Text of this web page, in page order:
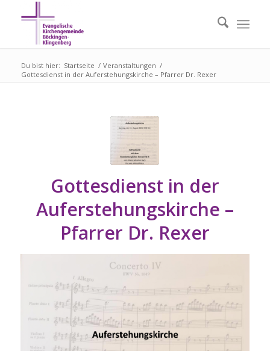
Du bist hier: Startseite / Veranstaltungen /
Gottesdienst in der Auferstehungskirche – Pfarrer Dr. Rexer
Gottesdienst in der
Auferstehungskirche –
Pfarrer Dr. Rexer